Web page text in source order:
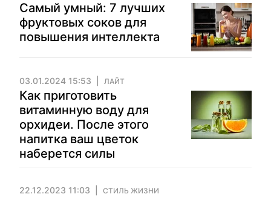
Самый умный: 7 лучших
фруктовых соков для
повышения интеллекта
03.01.2024 15:53 ЛАЙТ
Как приготовить
витаминную воду для
орхидеи. После этого
напитка ваш цветок
наберется силы
22.12.2023 11:03 СТИЛЬ ЖИЗНИ